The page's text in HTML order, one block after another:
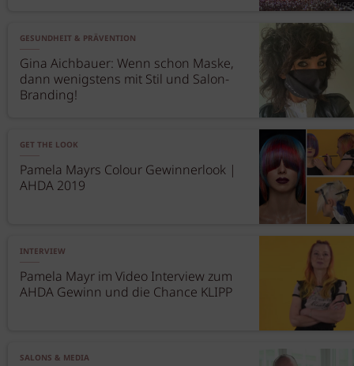
GESUNDHEIT & PRÄVENTION
Gina Aichbauer: Wenn schon Maske,
dann wenigstens mit Stil und Salon-
Branding!
GET THE LOOK
Pamela Mayrs Colour Gewinnerlook |
AHDA 2019
INTERVIEW
Pamela Mayr im Video Interview zum
AHDA Gewinn und die Chance KLIPP
SALONS & MEDIA